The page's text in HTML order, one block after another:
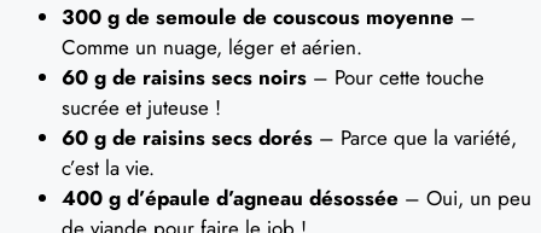
300 g de semoule de couscous moyenne –
Comme un nuage, léger et aérien.
60 g de raisins secs noirs – Pour cette touche
sucrée et juteuse !
60 g de raisins secs dorés – Parce que la variété,
c’est la vie.
400 g d’épaule d’agneau désossée – Oui, un peu